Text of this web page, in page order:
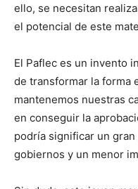
ello, se necesitan
el potencial de este
El Paflec es un invento
de transformar la forma
mantenemos nuestras
en conseguir la
podría significar un
gobiernos y un menor